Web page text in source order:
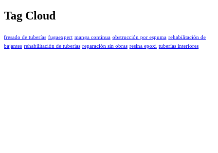
Tag Cloud
fresado de tuberías fugaexpert manga continua obstrucción por espuma rehabilitación de
bajantes rehabilitación de tuberías reparación sin obras resina epoxi tuberías interiores